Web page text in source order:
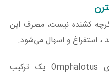
کشنده نیست، مصرف این
، استفراغ و اسهال می‌شود.
ماده سمی بسیاری از گونه‌های Omphalotus یک ترکیب